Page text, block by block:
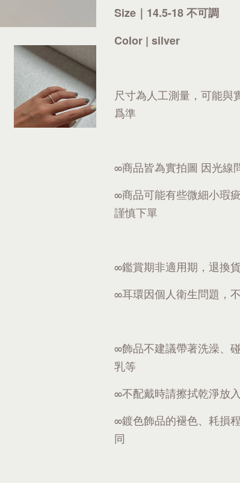
Size｜14.5-18 不可調
Color | silver
尺寸為人工測量，可能與
爲準
∞商品皆為實拍圖 因光線
∞商品可能有些微細小瑕
謹慎下單
∞鑑賞期非適用期，退換
∞耳環因個人衛生問題，
∞飾品不建議帶著洗澡、
乳等
∞不配戴時請擦拭乾淨放
∞鍍色飾品的褪色、耗損
同